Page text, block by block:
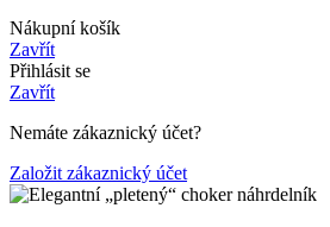
Nákupní košík
Zavřít
Přihlásit se
Zavřít
Nemáte zákaznický účet?
Založit zákaznický účet